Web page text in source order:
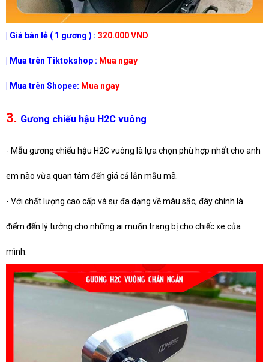
| Giá bán lẻ ( 1 gương ) : 320.000 VND
| Mua trên Tiktokshop : Mua ngay
| Mua trên Shopee: Mua ngay
3. Gương chiếu hậu H2C vuông
- Mẫu gương chiếu hậu H2C vuông là lựa chọn phù hợp nhất cho anh
em nào vừa quan tâm đến giá cả lẫn mẫu mã.
- Với chất lượng cao cấp và sự đa dạng về màu sắc, đây chính là
điểm đến lý tưởng cho những ai muốn trang bị cho chiếc xe của
mình.